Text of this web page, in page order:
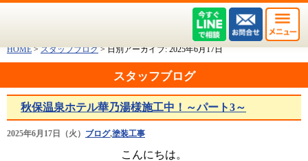
HOME > スタッフブログ > 日別アーカイブ:2025年6月17日
スタッフブログ
秋保温泉ホテル華乃湯様施工中！～パート3～
2025年6月17日（火） ブログ,塗装工事
こんにちは。